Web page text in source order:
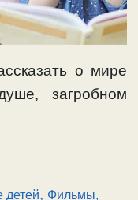
о мире
загробном
детей, Фильмы,